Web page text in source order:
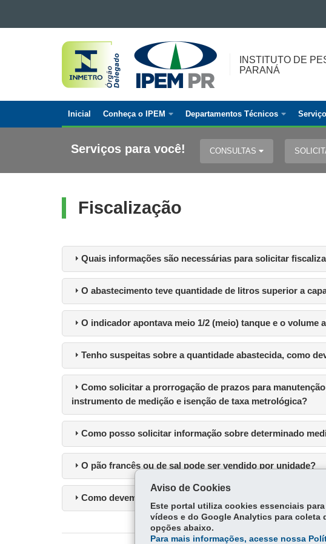
Ir para a navegaçãoINSTITUTO
PESOS
E
MEDIDAS
DO
INSTITUTO DE
PARANÁ
Navegação
principal
Inicial Conheça o IPEM Departamentos Técnicos
Serviços para você! CONSULTAS
Fiscalização
Quais informações são necessárias para solicitar
O abastecimento teve quantidade de litros superior a
O indicador apontava meio 1/2 (meio) tanque e o
Tenho suspeitas sobre a quantidade abastecida, como
Como solicitar a prorrogação de prazos para
instrumento de medição e isenção de taxa metrológica?
Como posso solicitar informação sobre determinado
O pão francês ou de sal pode ser vendido por unidade?
Como devem estar expressas as informações nos
Aviso de Cookies
Este portal utiliza cookies essenciais
vídeos e do Google Analytics para coleta
opções abaixo.
Para mais informações, acesse nossa